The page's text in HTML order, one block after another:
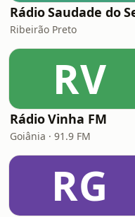
Ribeirão Preto
RV
Rádio Vinha FM
Goiânia · 91.9 FM
RG